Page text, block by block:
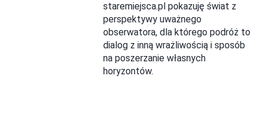
staremiejsca.pl pokazuję świat z
perspektywy uważnego
obserwatora, dla którego podróż to
dialog z inną wrażliwością i sposób
na poszerzanie własnych
horyzontów.